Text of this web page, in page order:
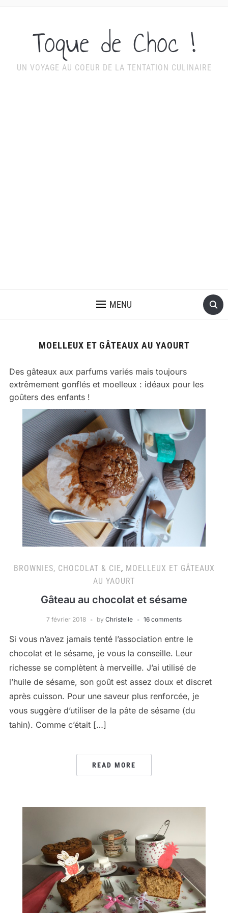
Toque de Choc !
UN VOYAGE AU COEUR DE LA TENTATION CULINAIRE
MENU
MOELLEUX ET GÂTEAUX AU YAOURT
Des gâteaux aux parfums variés mais toujours
extrêmement gonflés et moelleux : idéaux pour les
goûters des enfants !
BROWNIES, CHOCOLAT & CIE, MOELLEUX ET GÂTEAUX
AU YAOURT
Gâteau au chocolat et sésame
7 février 2018 by Christelle 16 comments
Si vous n’avez jamais tenté l’association entre le
chocolat et le sésame, je vous la conseille. Leur
richesse se complètent à merveille. J’ai utilisé de
l’huile de sésame, son goût est assez doux et discret
après cuisson. Pour une saveur plus renforcée, je
vous suggère d’utiliser de la pâte de sésame (du
tahin). Comme c’était […]
READ MORE